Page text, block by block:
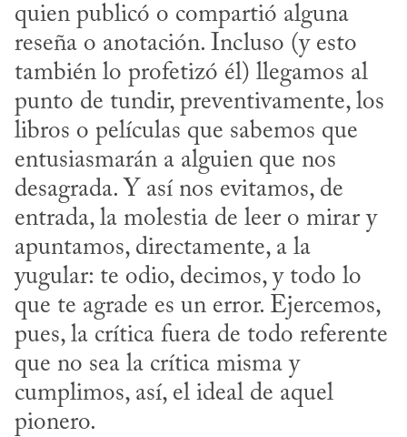
quien publicó o compartió alguna
reseña o anotación. Incluso (y esto
también lo profetizó él) llegamos al
punto de tundir, preventivamente, los
libros o películas que sabemos que
entusiasmarán a alguien que nos
desagrada. Y así nos evitamos, de
entrada, la molestia de leer o mirar y
apuntamos, directamente, a la
yugular: te odio, decimos, y todo lo
que te agrade es un error. Ejercemos,
pues, la crítica fuera de todo referente
que no sea la crítica misma y
cumplimos, así, el ideal de aquel
pionero.